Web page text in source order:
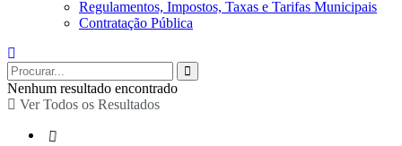
Regulamentos, Impostos, Taxas e Tarifas Municipais
Contratação Pública
Nenhum resultado encontrado
Ver Todos os Resultados